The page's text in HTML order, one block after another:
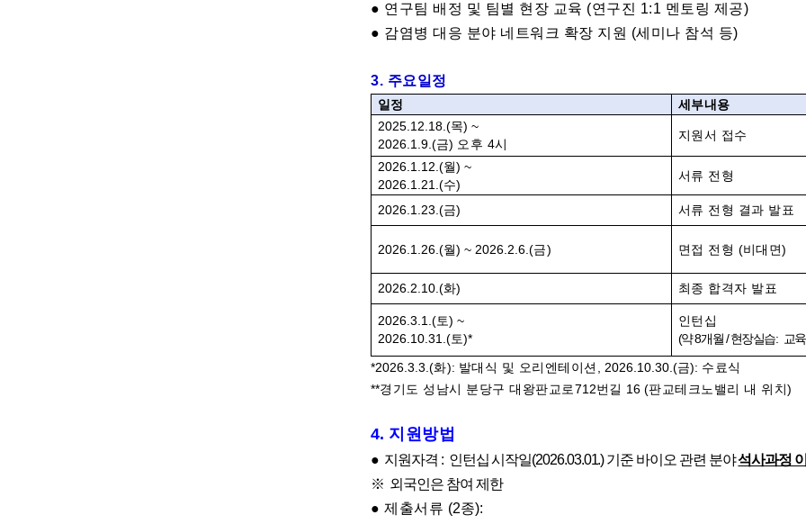
● 연구팀 배정 및 팀별 현장 교육 (연구진 1:1 멘토링 제공)
● 감염병 대응 분야 네트워크 확장 지원 (세미나 참석 등)
3. 주요일정
일정 세부내용
2025.12.18.(목) ~
2026.1.9.(금) 오후 4시
지원서 접수
2026.1.12.(월) ~
2026.1.21.(수)
서류 전형
2026.1.23.(금) 서류 전형 결과 발표
2026.1.26.(월) ~ 2026.2.6.(금) 면접 전형 (비대면)
2026.2.10.(화) 최종 합격자 발표
2026.3.1.(토) ~
2026.10.31.(토)*
인턴십
(약8개월/현장실습: 교육
*2026.3.3.(화): 발대식 및 오리엔테이션 , 2026.10.30.(금): 수료식
**경기도 성남시 분당구 대왕판교로712번길 16 (판교테크노밸리 내 위치)
4. 지원방법
● 지원자격 : 인턴십 시작일(2026.03.01.)기준 바이오 관련 분야석사과정
※ 외국인은 참여 제한
● 제출서류 (2종):